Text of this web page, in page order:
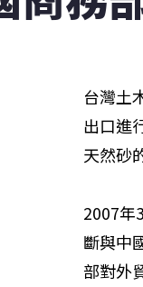
台灣土
出口進
天然砂
2007年
斷與中
部對外